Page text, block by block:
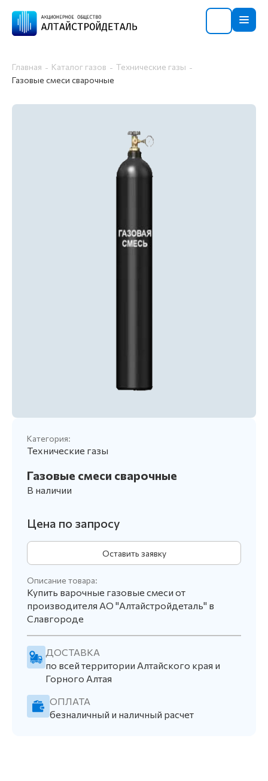
Главная Каталог газов
Технические газы
Газовые смеси сварочные
Категория:
Технические газы
Газовые смеси сварочные
В наличии
Цена по запросу
Оставить заявку
Описание товара:
Купить варочные газовые смеси от
производителя АО "Алтайстройдеталь" в
Славгороде
ДОСТАВКА
по всей территории Алтайского края и
Горного Алтая
ОПЛАТА
безналичный и наличный расчет